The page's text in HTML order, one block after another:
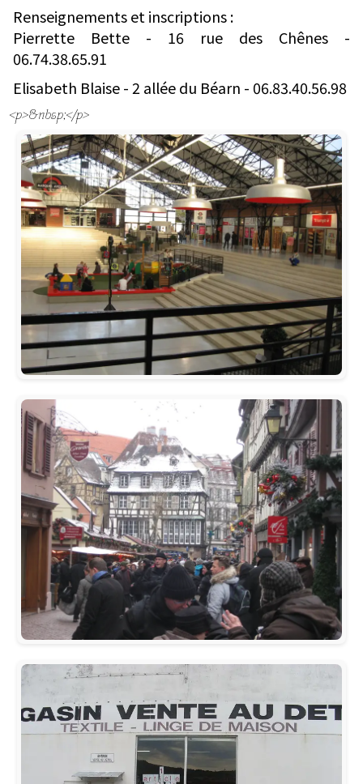
Renseignements et inscriptions :
Pierrette Bette - 16 rue des Chênes -
06.74.38.65.91
Elisabeth Blaise - 2 allée du Béarn - 06.83.40.56.98
<p>&nbsp;</p>